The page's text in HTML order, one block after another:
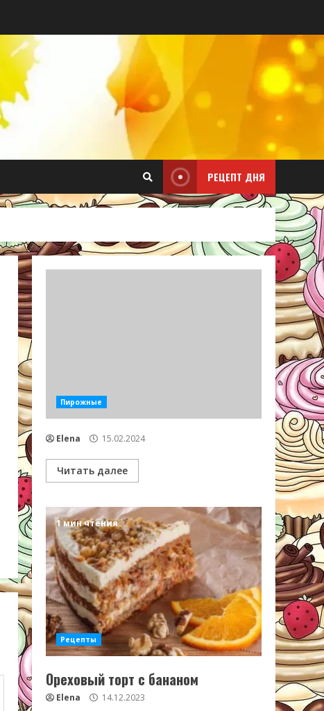
РЕЦЕПТ ДНЯ
Пирожные
Elena 15.02.2024
Читать далее
1 мин чтения
Рецепты
Ореховый торт с бананом
Elena 14.12.2023